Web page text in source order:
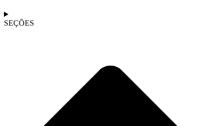
SEÇÕES